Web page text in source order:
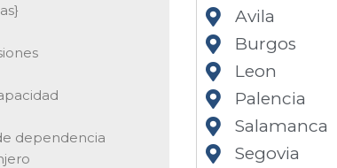
dependencia
Avila
Burgos
Leon
Palencia
Salamanca
Segovia